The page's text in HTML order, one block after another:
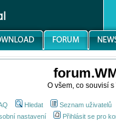
O všem, co souvisí
Hledat Seznam uživatelů
nastavení
Přihlásit se pro